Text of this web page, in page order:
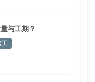
与工期？
工